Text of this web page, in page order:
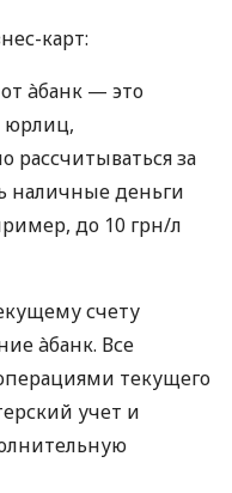
карт:
от àбанк — это
юрлиц,
рассчитываться за
наличные деньги
до 10 грн/л
счету
àбанк. Все
текущего
учет и